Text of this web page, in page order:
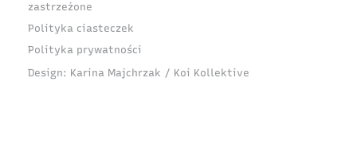
zastrzeżone
Polityka ciasteczek
Polityka prywatności
Design: Karina Majchrzak / Koi Kollektive